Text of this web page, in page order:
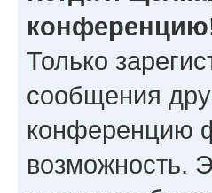
Только
сообщения
конференцию
возможность.